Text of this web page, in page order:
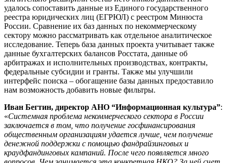
удалось сопоставить данные из Единого государственного
реестра юридических лиц (ЕГРЮЛ) с реестром Минюста
России. Сравнение их баз данных по некоммерческому
сектору можно рассматривать как отдельное аналитическое
исследование. Теперь база данных проекта учитывает также
данные бухгалтерских балансов Росстата, данные об
арбитражах и исполнительных производствах, контракты,
федеральные субсидии и гранты. Также мы улучшили
интерфейс поиска – обогащение базы данных предоставило
нам возможность добавить новые фильтры.
Иван Бегтин, директор АНО “Информационная культура”:
«Системная проблема некоммерческого сектора в России
заключается в том, что получение госфинансирования
общественным организациям удается лучше, чем получение
денежной поддержки с помощью фандрайзинговых и
краудфандинговых кампаний. После чего появляется много